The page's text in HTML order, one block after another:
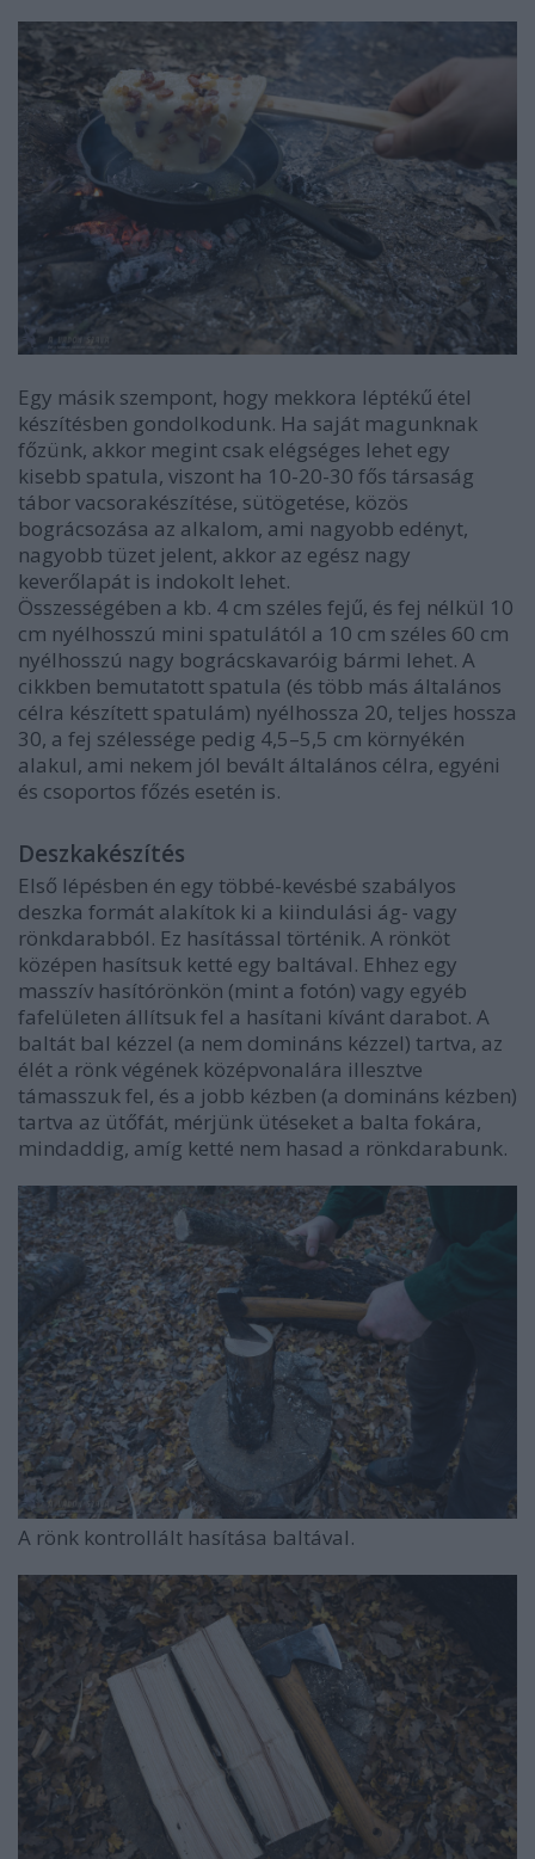
Egy másik szempont, hogy mekkora léptékű étel
készítésben gondolkodunk. Ha saját magunknak
főzünk, akkor megint csak elégséges lehet egy
kisebb spatula, viszont ha 10-20-30 fős társaság
tábor vacsorakészítése, sütögetése, közös
bográcsozása az alkalom, ami nagyobb edényt,
nagyobb tüzet jelent, akkor az egész nagy
keverőlapát is indokolt lehet.
Összességében a kb. 4 cm széles fejű, és fej nélkül 10
cm nyélhosszú mini spatulától a 10 cm széles 60 cm
nyélhosszú nagy bográcskavaróig bármi lehet. A
cikkben bemutatott spatula (és több más általános
célra készített spatulám) nyélhossza 20, teljes hossza
30, a fej szélessége pedig 4,5–5,5 cm környékén
alakul, ami nekem jól bevált általános célra, egyéni
és csoportos főzés esetén is.
Deszkakészítés
Első lépésben én egy többé-kevésbé szabályos
deszka formát alakítok ki a kiindulási ág- vagy
rönkdarabból. Ez hasítással történik. A rönköt
középen hasítsuk ketté egy baltával. Ehhez egy
masszív hasítórönkön (mint a fotón) vagy egyéb
fafelületen állítsuk fel a hasítani kívánt darabot. A
baltát bal kézzel (a nem domináns kézzel) tartva, az
élét a rönk végének középvonalára illesztve
támasszuk fel, és a jobb kézben (a domináns kézben)
tartva az ütőfát, mérjünk ütéseket a balta fokára,
mindaddig, amíg ketté nem hasad a rönkdarabunk.
A rönk kontrollált hasítása baltával.